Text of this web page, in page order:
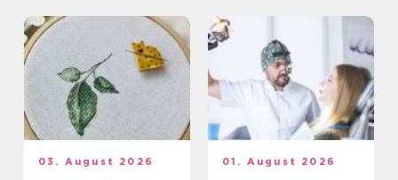
03. August 2026 01. August 2026